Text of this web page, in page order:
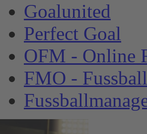
Goalunited
Perfect Goal
OFM - Online
FMO -